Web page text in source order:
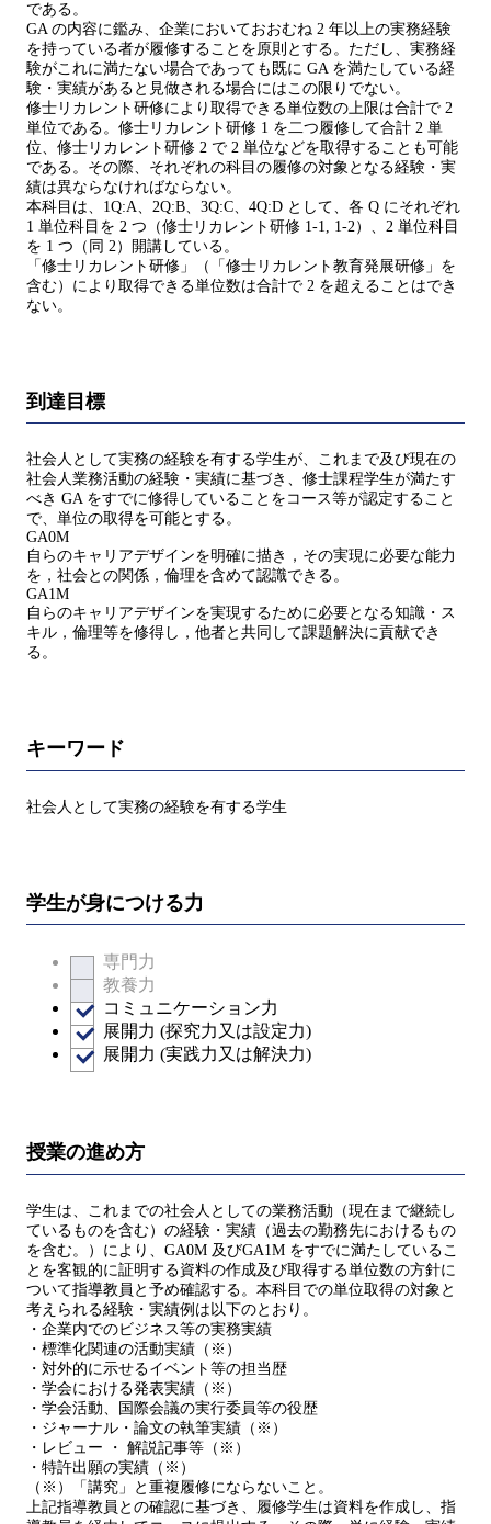
である。
GA の内容に鑑み、企業においておおむね 2 年以上の実務経験
を持っている者が履修することを原則とする。ただし、実務経
験がこれに満たない場合であっても既に GA を満たしている経
験・実績があると見做される場合にはこの限りでない。
修士リカレント研修により取得できる単位数の上限は合計で 2
単位である。修士リカレント研修 1 を二つ履修して合計 2 単
位、修士リカレント研修 2 で 2 単位などを取得することも可能
である。その際、それぞれの科目の履修の対象となる経験・実
績は異ならなければならない。
本科目は、1Q:A、2Q:B、3Q:C、4Q:D として、各 Q にそれぞれ
1 単位科目を 2 つ（修士リカレント研修 1-1, 1-2）、2 単位科目
を 1 つ（同 2）開講している。
「修士リカレント研修」（「修士リカレント教育発展研修」を
含む）により取得できる単位数は合計で 2 を超えることはでき
ない。
到達目標
社会人として実務の経験を有する学生が、これまで及び現在の
社会人業務活動の経験・実績に基づき、修士課程学生が満たす
べき GA をすでに修得していることをコース等が認定すること
で、単位の取得を可能とする。
GA0M
自らのキャリアデザインを明確に描き，その実現に必要な能力
を，社会との関係，倫理を含めて認識できる。
GA1M
自らのキャリアデザインを実現するために必要となる知識・ス
キル，倫理等を修得し，他者と共同して課題解決に貢献でき
る。
キーワード
社会人として実務の経験を有する学生
学生が身につける力
専門力
教養力
コミュニケーション力
展開力 (探究力又は設定力)
展開力 (実践力又は解決力)
授業の進め方
学生は、これまでの社会人としての業務活動（現在まで継続し
ているものを含む）の経験・実績（過去の勤務先におけるもの
を含む。）により、GA0M 及びGA1M をすでに満たしているこ
とを客観的に証明する資料の作成及び取得する単位数の方針に
ついて指導教員と予め確認する。本科目での単位取得の対象と
考えられる経験・実績例は以下のとおり。
・企業内でのビジネス等の実務実績
・標準化関連の活動実績（※）
・対外的に示せるイベント等の担当歴
・学会における発表実績（※）
・学会活動、国際会議の実行委員等の役歴
・ジャーナル・論文の執筆実績（※）
・レビュー ・ 解説記事等（※）
・特許出願の実績（※）
（※）「講究」と重複履修にならないこと。
上記指導教員との確認に基づき、履修学生は資料を作成し、指